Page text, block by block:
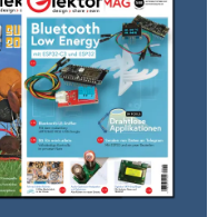
la forme d’un RPi-HAT et se
de composants CMS.